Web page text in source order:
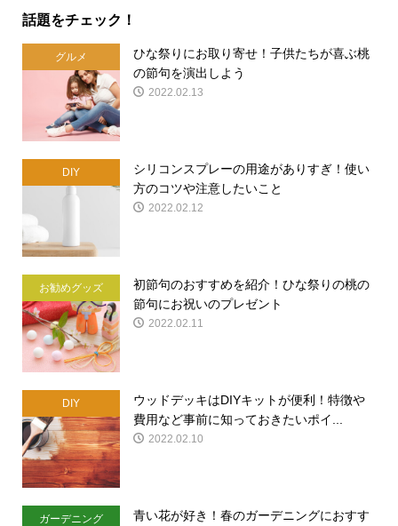
話題をチェック！
グルメ
ひな祭りにお取り寄せ！子供たちが喜ぶ桃
の節句を演出しよう
2022.02.13
DIY
シリコンスプレーの用途がありすぎ！使い
方のコツや注意したいこと
2022.02.12
お勧めグッズ
初節句のおすすめを紹介！ひな祭りの桃の
節句にお祝いのプレゼント
2022.02.11
DIY
ウッドデッキはDIYキットが便利！特徴や
費用など事前に知っておきたいポイ...
2022.02.10
ガーデニング
青い花が好き！春のガーデニングにおすす